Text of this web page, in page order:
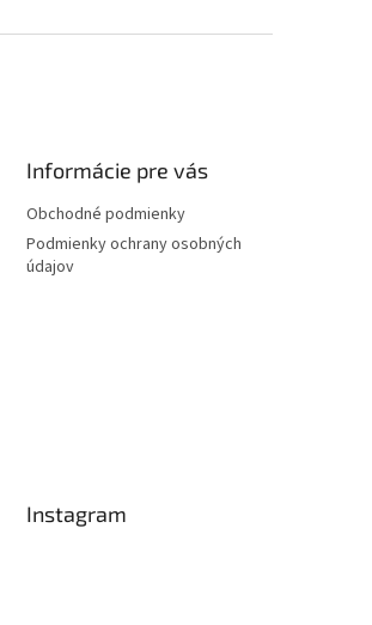
Informácie pre vás
Obchodné podmienky
Podmienky ochrany osobných
údajov
Instagram